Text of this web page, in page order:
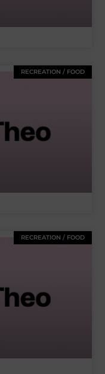
RECREATION / FOOD
RECREATION / FOOD